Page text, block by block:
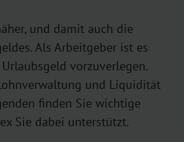
und damit auch die
Als Arbeitgeber ist es
vorzuverlegen.
und Liquidität
finden Sie wichtige
Sie dabei unterstützt.